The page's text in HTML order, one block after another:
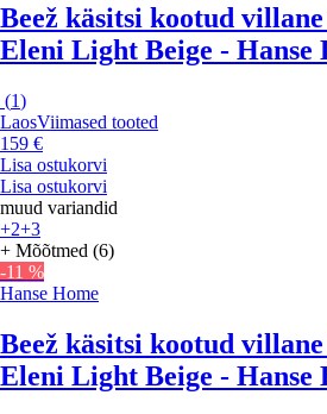
Beež käsitsi kootud
Eleni Light Beige - Hanse
(1)
LaosViimased tooted
159 €
Lisa ostukorvi
Lisa ostukorvi
muud variandid
+2+3
+ Mõõtmed (6)
-11 %
Hanse Home
Beež käsitsi kootud
Eleni Light Beige - Hanse